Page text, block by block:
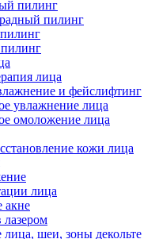
пилинг
пилинг
лица
и фейслифтинг
увлажнение лица
омоложение лица
кожи лица
лица
акне
лазером
шеи, зоны декольте